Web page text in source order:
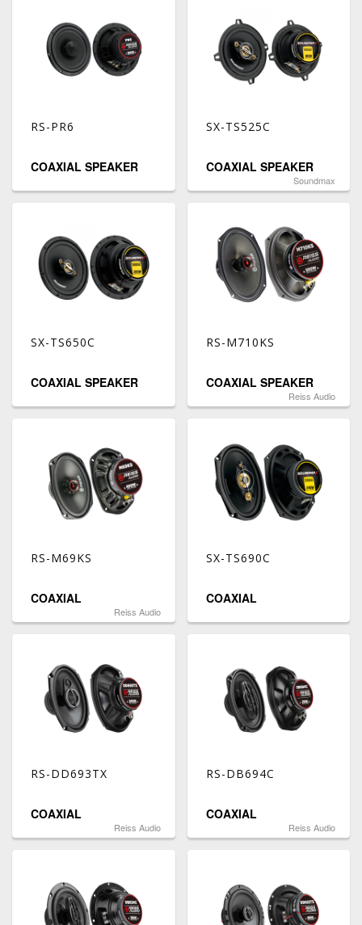
RS-PR6
COAXIAL SPEAKER
SX-TS525C
COAXIAL SPEAKER
Soundmax
SX-TS650C
COAXIAL SPEAKER
RS-M710KS
COAXIAL SPEAKER
Reiss Audio
RS-M69KS
COAXIAL
Reiss Audio
SX-TS690C
COAXIAL
RS-DD693TX
COAXIAL
Reiss Audio
RS-DB694C
COAXIAL
Reiss Audio